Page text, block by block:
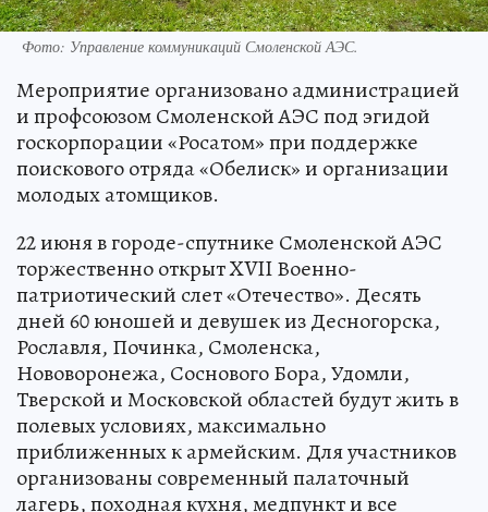
Фото: Управление коммуникаций Смоленской АЭС.
Мероприятие организовано администрацией
и профсоюзом Смоленской АЭС под эгидой
госкорпорации «Росатом» при поддержке
поискового отряда «Обелиск» и организации
молодых атомщиков.
22 июня в городе-спутнике Смоленской АЭС
торжественно открыт XVII Военно-
патриотический слет «Отечество». Десять
дней 60 юношей и девушек из Десногорска,
Рославля, Починка, Смоленска,
Нововоронежа, Соснового Бора, Удомли,
Тверской и Московской областей будут жить в
полевых условиях, максимально
приближенных к армейским. Для участников
организованы современный палаточный
лагерь, походная кухня, медпункт и все